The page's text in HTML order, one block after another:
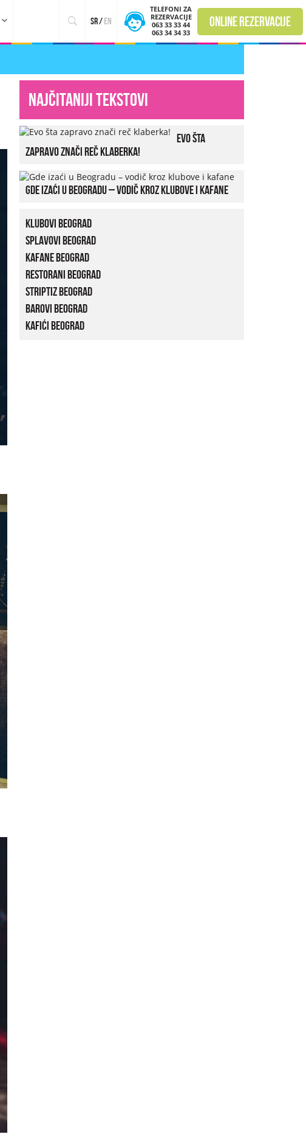
sr/en
TELEFONI ZA
REZERVACIJE
063 33 33 44
063 34 34 33
online rezervacije
Najčitaniji tekstovi
Evo šta
zapravo znači reč klaberka!
Gde izaći u Beogradu – vodič kroz klubove i kafane
Klubovi Beograd
Splavovi Beograd
Kafane Beograd
Restorani Beograd
Striptiz Beograd
Barovi Beograd
Kafići Beograd